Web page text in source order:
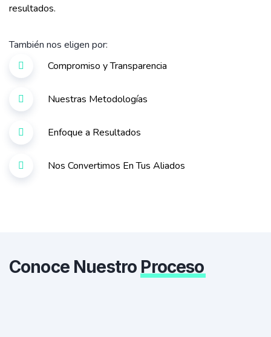
resultados.
También nos eligen por:
Compromiso y Transparencia
Nuestras Metodologías
Enfoque a Resultados
Nos Convertimos En Tus Aliados
Conoce Nuestro Proceso